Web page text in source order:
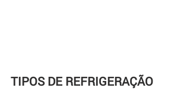
TIPOS DE REFRIGERAÇÃO